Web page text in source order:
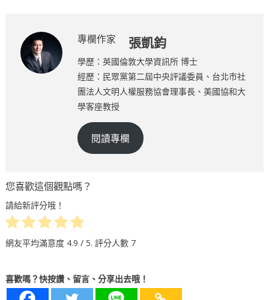
專欄作家 張凱鈞
學歷：英國倫敦大學資訊所 博士
經歷：民眾黨第二屆中央評議委員、台北市社
團法人文明人權服務協會理事長、美國協和大
學客座教授
閱讀專欄
您喜歡這個觀點嗎？
請給新評分哦！
網友平均滿意度 4.9 / 5. 評分人數 7
喜歡嗎？快按讚、留言、分享出去哦！